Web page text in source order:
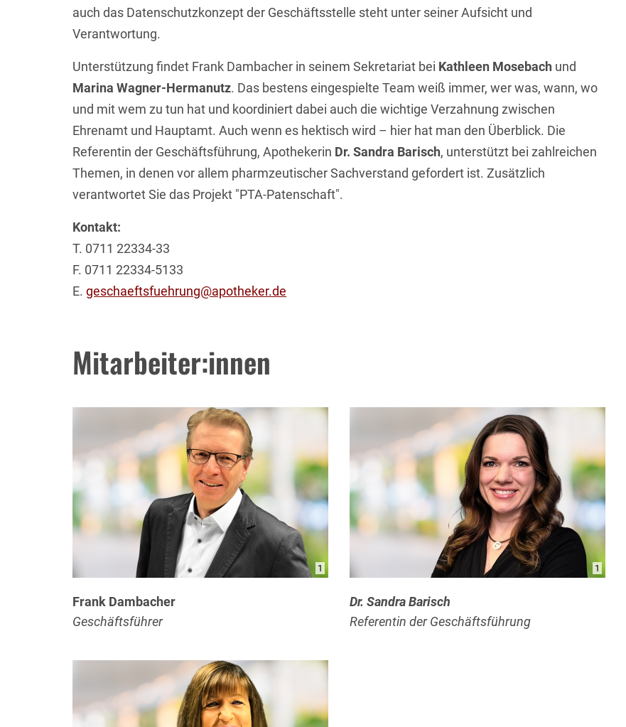
auch das Datenschutzkonzept der Geschäftsstelle steht unter seiner Aufsicht und
Verantwortung.
Unterstützung findet Frank Dambacher in seinem Sekretariat bei Kathleen Mosebach und
Marina Wagner-Hermanutz. Das bestens eingespielte Team weiß immer, wer was, wann, wo
und mit wem zu tun hat und koordiniert dabei auch die wichtige Verzahnung zwischen
Ehrenamt und Hauptamt. Auch wenn es hektisch wird – hier hat man den Überblick. Die
Referentin der Geschäftsführung, Apothekerin Dr. Sandra Barisch, unterstützt bei zahlreichen
Themen, in denen vor allem pharmzeutischer Sachverstand gefordert ist. Zusätzlich
verantwortet Sie das Projekt "PTA-Patenschaft".
Kontakt:
T. 0711 22334-33
F. 0711 22334-5133
E. geschaeftsfuehrung@apotheker.de
Mitarbeiter:innen
1
Frank Dambacher
Geschäftsführer
1
Dr. Sandra Barisch
Referentin der Geschäftsführung